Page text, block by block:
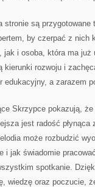
stronie są przygotowane
by czerpać z nich
jak i osoba, która ma już
kierunki rozwoju i
edukacyjny, a zarazem
Skrzypce pokazują,
jest radość
może rozbudzić
i jak świadomie
spotkanie.
wiedzę oraz poczucie,